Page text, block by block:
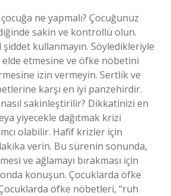
ne yapmalı? Çocuğunuz
sakin ve kontrollü olun.
kullanmayın. Söyledikleriyle
etmesine ve öfke nöbetini
izin vermeyin. Sertlik ve
karşı en iyi panzehirdir.
sakinleştirilir? Dikkatinizi en
yiyecekle dağıtmak krizi
olabilir. Hafif krizler için
verin. Bu sürenin sonunda,
ve ağlamayı bırakması için
konuşun. Çocuklarda öfke
öfke nöbetleri, “ruh